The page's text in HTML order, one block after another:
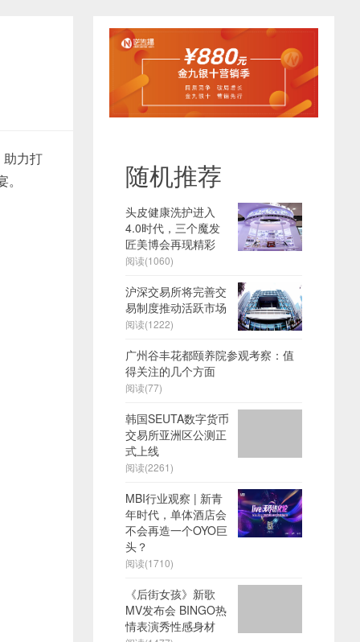
助力打
随机推荐
头皮健康洗护进入
4.0时代，三个魔发
匠美博会再现精彩
阅读(1060)
沪深交易所将完善交
易制度推动活跃市场
阅读(1222)
广州谷丰花都颐养院参观考察：值
得关注的几个方面
阅读(77)
韩国SEUTA数字货币
交易所亚洲区公测正
式上线
阅读(2261)
MBI行业观察 | 新青
年时代，单体酒店会
不会再造一个OYO巨
头？
阅读(1710)
《后街女孩》新歌
MV发布会 BINGO热
情表演秀性感身材